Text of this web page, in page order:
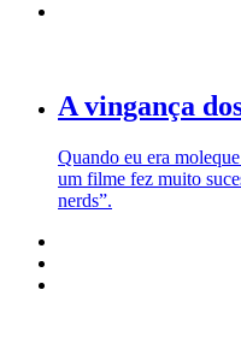
A vingança
Quando eu era
um filme fez muito
nerds”.